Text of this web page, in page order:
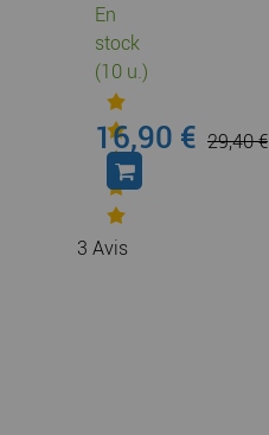
En
stock
(10 u.)
3 Avis
16,90 € 29,40 €